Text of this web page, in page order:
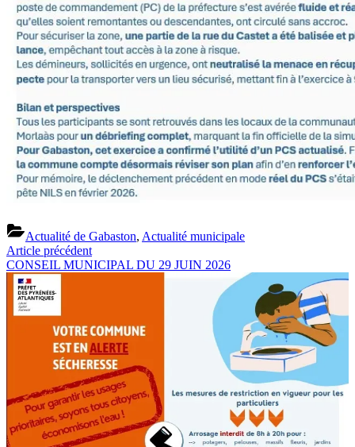
Actualité de Gabaston, Actualité municipale
Navigation
de
l’article
Previous
Post:
Article précédent
Next
Post:
CONSEIL MUNICIPAL DU 29 JUIN 2026